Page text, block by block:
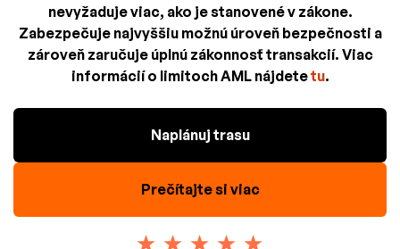
nevyžaduje viac, ako je stanovené v zákone.
Zabezpečuje najvyššiu možnú úroveň bezpečnosti a
zároveň zaručuje úplnú zákonnosť transakcií. Viac
informácií o limitoch AML nájdetetu.
Naplánuj trasu
Prečítajte si viac